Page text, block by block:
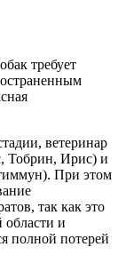
требует
ветеринар
Тобрин, Ирис) и
При этом
так как это
и
полной потерей